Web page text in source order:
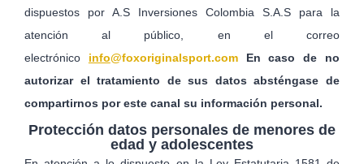
dispuestos por A.S Inversiones Colombia S.A.S para la
atención al público, en el correo
electrónico info@foxoriginalsport.com
En caso de no
autorizar el tratamiento de sus datos absténgase de
compartirnos por este canal su información personal.
Protección datos personales de menores de
edad y adolescentes